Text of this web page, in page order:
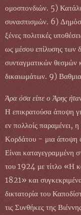
ομοσπονδιών. 5)
συνασπισμών. 6)
ξένες πολιτικές
ως μέσου επίλυσης των
συνταγματικών θεσμών
δικαιωμάτων. 9)
Άρα όσα είπε ο Άρης
Η επικρατούσα άποψη
εν πολλοίς παραμένει,
Κορδάτου - μια άποψη
Είναι καταγεγραμμένη
του 1924 με τίτλο «Η
1821» και
δικτατορία του
τις Συνθήκες της